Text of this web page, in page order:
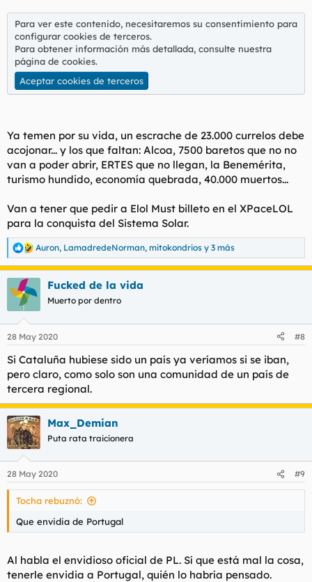
Para ver este contenido, necesitaremos su consentimiento para
configurar cookies de terceros.
Para obtener información más detallada, consulte nuestra
página de cookies.
Aceptar cookies de terceros
Ya temen por su vida, un escrache de 23.000 currelos debe
acojonar... y los que faltan: Alcoa, 7500 baretos que no no
van a poder abrir, ERTES que no llegan, la Benemérita,
turismo hundido, economía quebrada, 40.000 muertos...
Van a tener que pedir a Elol Must billeto en el XPaceLOL
para la conquista del Sistema Solar.
R
e
a
c
c
e
:
Auron, LamadredeNorman, mitokondrios y 3 más
Fucked de la vida
Muerto por dentro
28 May 2020 #8
Si Cataluña hubiese sido un país ya veríamos si se iban,
pero claro, como solo son una comunidad de un país de
tercera regional.
Max_Demian
Puta rata traicionera
28 May 2020 #9
Tocha rebuznó:
Que envidia de Portugal
Al habla el envidioso oficial de PL. Sí que está mal la cosa,
tenerle envidia a Portugal, quién lo habría pensado.